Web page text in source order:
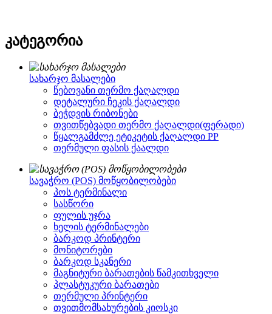
კატეგორია
სახარჯო მასალები
წებოვანი თერმო ქაღალდი
დეტალური ჩეკის ქაღალდი
ბეჭდვის რიბონები
თვითწებვადი თერმო ქაღალდი(ფერადი)
წყალგამძლე ეტიკეტის ქაღალდი PP
თერმული ფასის ქაალდი
სავაჭრო (POS) მოწყობილობები
პოს ტერმინალი
სასწორი
ფულის უჯრა
ხელის ტერმინალები
ბარკოდ პრინტერი
მონიტორები
ბარკოდ სკანერი
მაგნიტური ბარათების წამკითხველი
პლასტუკური ბარათები
თერმული პრინტერი
თვითმომსახურების კიოსკი